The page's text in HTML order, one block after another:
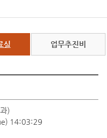
실 업무추진비
)
14:03:29